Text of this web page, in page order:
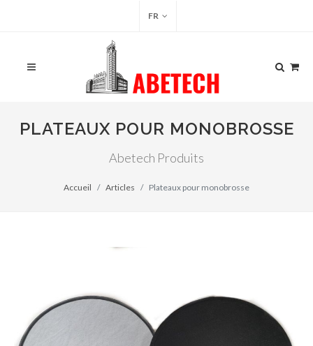
FR
PLATEAUX POUR MONOBROSSE
Abetech Produits
Accueil Articles Plateaux pour monobrosse